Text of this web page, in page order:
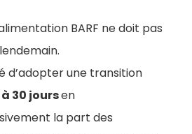
BARF ne doit pas
d’adopter une transition
à 30 joursen
la part des